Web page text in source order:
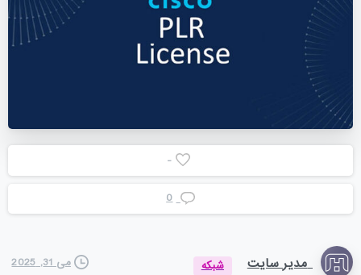
-
0
مدیر سایت شبکه می 31, 2025